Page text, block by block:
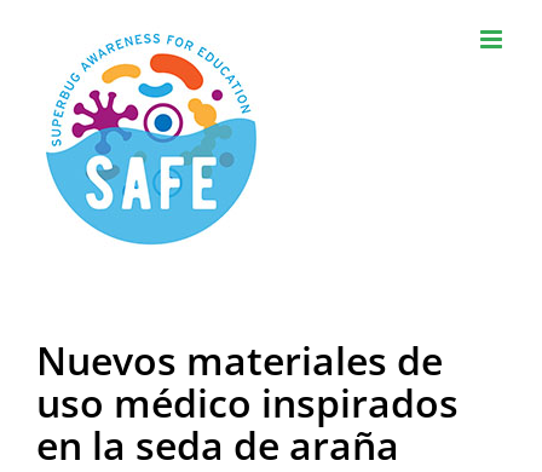
content
Nuevos materiales de
uso médico inspirados
en la seda de araña